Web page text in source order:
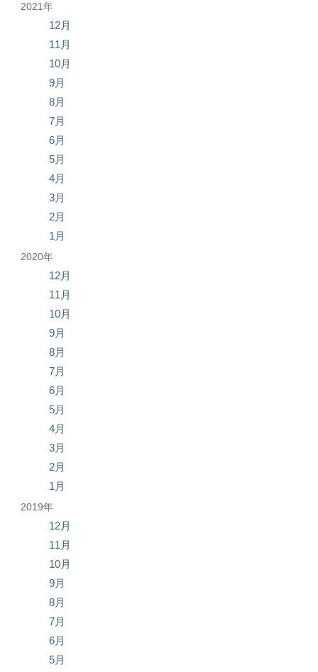
2021年
12月
11月
10月
9月
8月
7月
6月
5月
4月
3月
2月
1月
2020年
12月
11月
10月
9月
8月
7月
6月
5月
4月
3月
2月
1月
2019年
12月
11月
10月
9月
8月
7月
6月
5月